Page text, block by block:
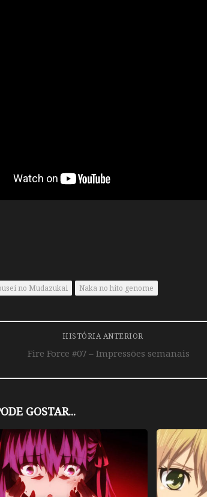
no Mudazukai Naka no hito genome
HISTÓRIA ANTERIOR
Fire Force #07 – Impressões semanais
GOSTAR...